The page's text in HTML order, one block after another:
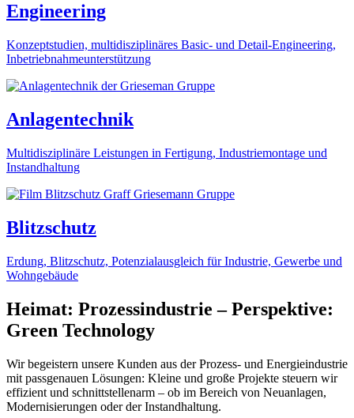
Engineering
Konzeptstudien, multidisziplinäres Basic- und Detail-Engineering,
Inbetriebnahmeunterstützung
Anlagentechnik
Multidisziplinäre Leistungen in Fertigung, Industriemontage und
Instandhaltung
Blitzschutz
Erdung, Blitzschutz, Potenzialausgleich für Industrie, Gewerbe und
Wohngebäude
Heimat: Prozessindustrie – Perspektive:
Green Technology
Wir begeistern unsere Kunden aus der Prozess- und Energieindustrie
mit passgenauen Lösungen: Kleine und große Projekte steuern wir
effizient und schnittstellenarm – ob im Bereich von Neuanlagen,
Modernisierungen oder der Instandhaltung.